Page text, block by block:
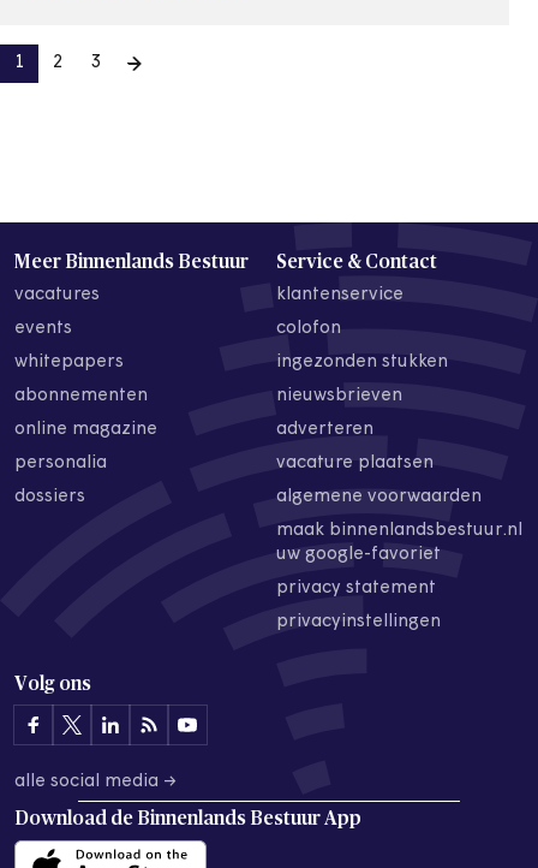
1 2 3
Meer Binnenlands Bestuur
vacatures
events
whitepapers
abonnementen
online magazine
personalia
dossiers
Service & Contact
klantenservice
colofon
ingezonden stukken
nieuwsbrieven
adverteren
vacature plaatsen
algemene voorwaarden
maak binnenlandsbestuur.nl
uw google-favoriet
privacy statement
privacyinstellingen
Volg ons
alle social media →
Download de Binnenlands Bestuur App